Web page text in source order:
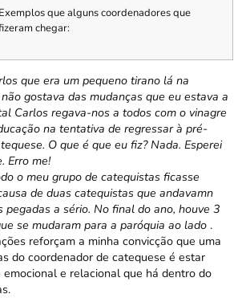
Exemplos que alguns coordenadores que
chegar:
que era um pequeno tirano lá na
gostava das mudanças que eu estava a
Carlos regava-nos a todos com o vinagre
na tentativa de regressar à pré-
O que é que eu fiz? Nada. Esperei
Erro me!
o meu grupo de catequistas ficasse
de duas catequistas que andavamn
pegadas a sério. No final do ano, houve 3
se mudaram para a paróquia ao lado .
reforçam a minha convicção que uma
do coordenador de catequese é estar
e relacional que há dentro do